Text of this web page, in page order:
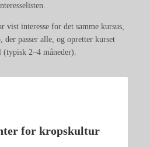
vist interesse for det samme kursus,
passer alle, og opretter kurset
2–4 måneder).
for kropskultur